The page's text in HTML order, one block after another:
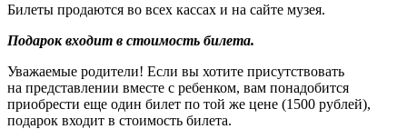
Билеты продаются во всех кассах и на сайте музея.
Подарок входит в стоимость билета.
Уважаемые родители! Если вы хотите присутствовать
на представлении вместе с ребенком, вам понадобится
приобрести еще один билет по той же цене (1500 рублей),
подарок входит в стоимость билета.